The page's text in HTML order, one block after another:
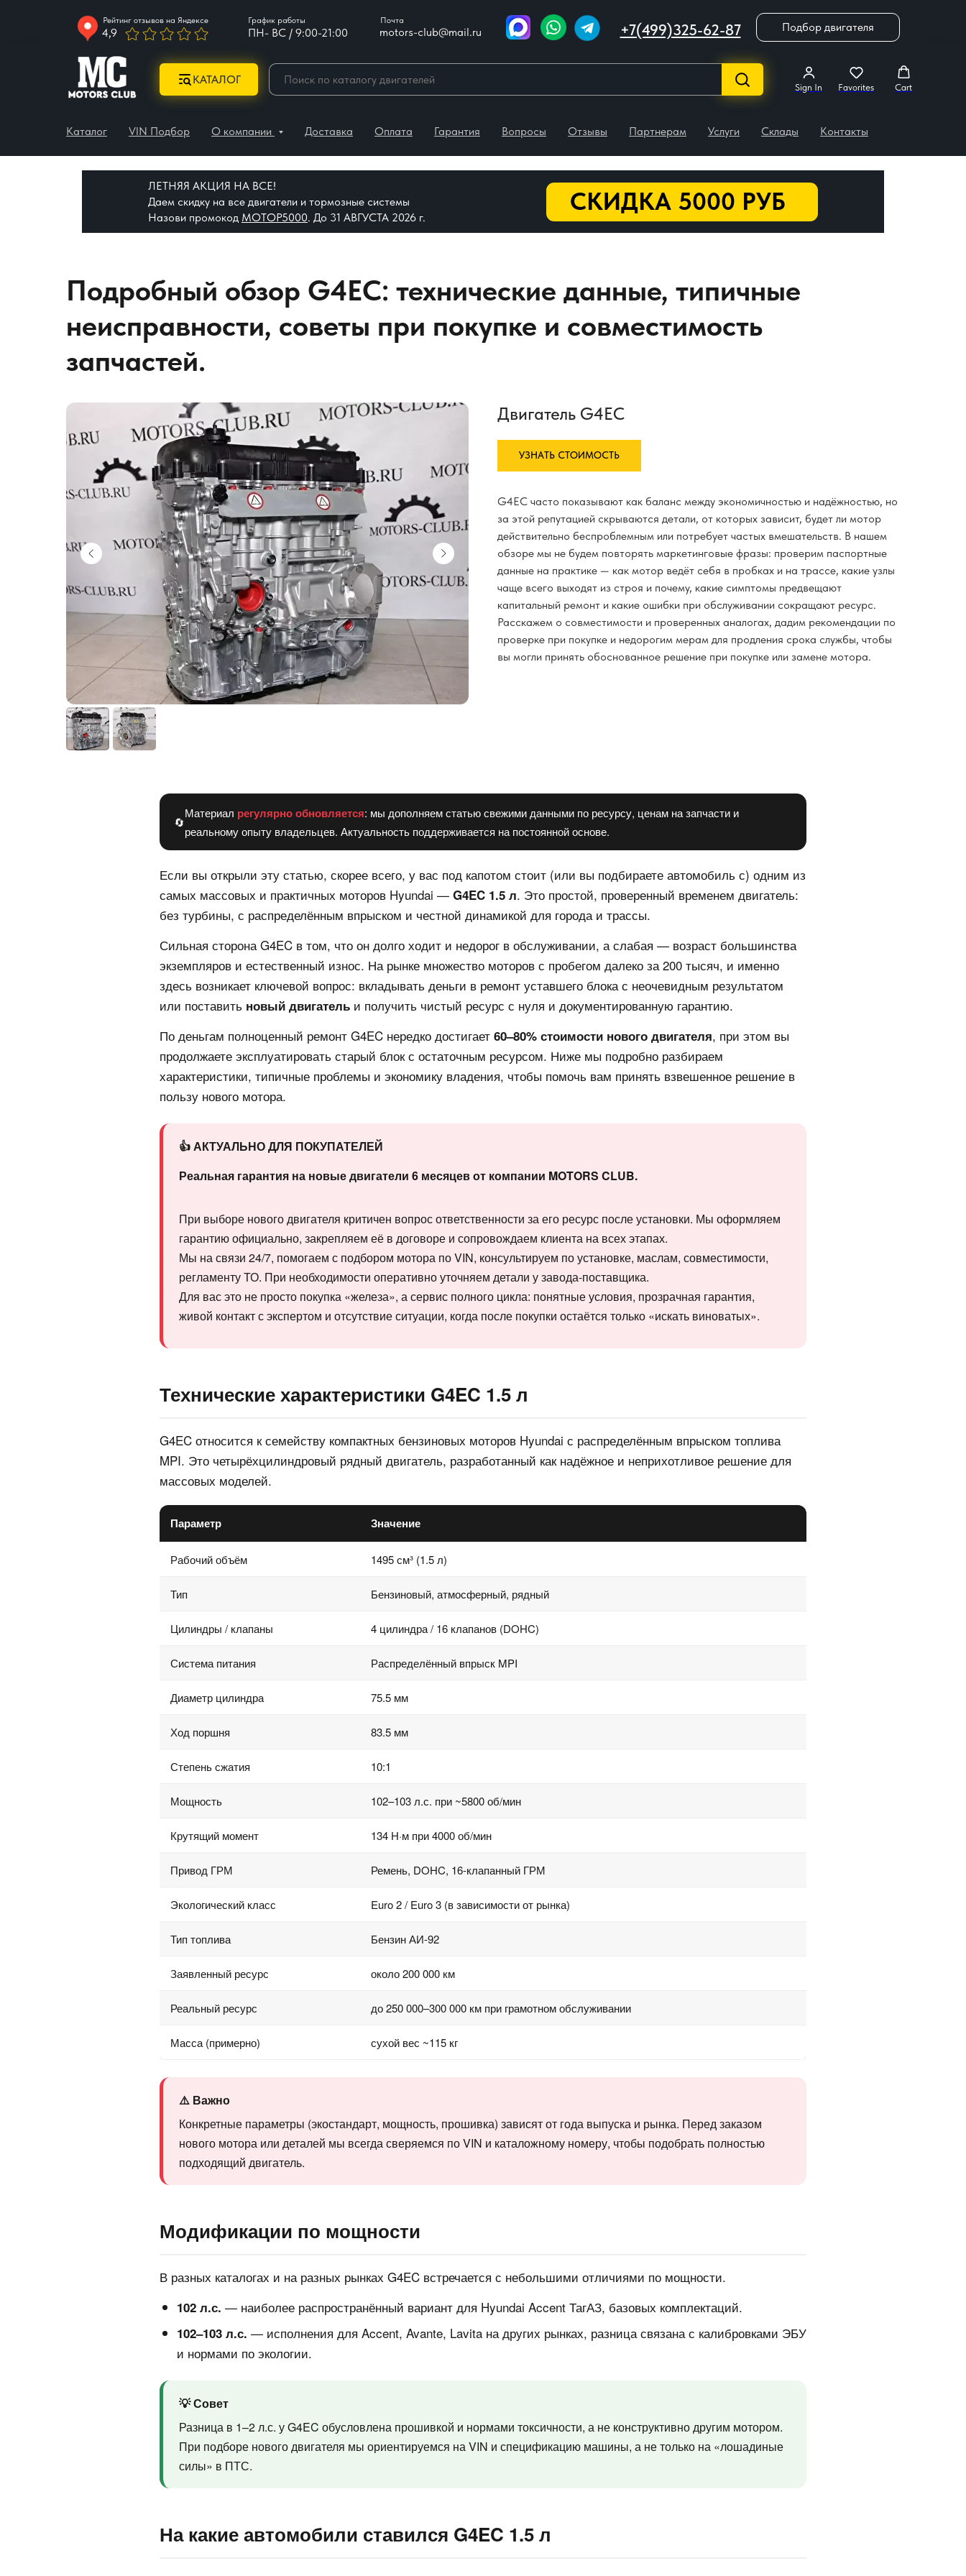
+7(499)325-62-87
ПН- ВС / 9:00-21:00
Почта
Рейтинг отзывов на Яндексе График работы
motors-club@mail.ru
4,9 Подбор двигателя
КАТАЛОГ
Sign In Favorites Cart
Каталог VIN Подбор О компании Доставка Оплата Гарантия Вопросы Отзывы Партнерам Услуги Склады Контакты
СКИДКА 5000 РУБ
ЛЕТНЯЯ АКЦИЯ НА ВСЕ!
Даем скидку на все двигатели и тормозные системы
Назови промокод МОТОР5000. До 31 АВГУСТА 2026 г.
Подробный обзор G4EC: технические данные, типичные
неисправности, советы при покупке и совместимость
запчастей.
Двигатель G4EC
УЗНАТЬ СТОИМОСТЬ
G4EC часто показывают как баланс между экономичностью и надёжностью, но
за этой репутацией скрываются детали, от которых зависит, будет ли мотор
действительно беспроблемным или потребует частых вмешательств. В нашем
обзоре мы не будем повторять маркетинговые фразы: проверим паспортные
данные на практике — как мотор ведёт себя в пробках и на трассе, какие узлы
чаще всего выходят из строя и почему, какие симптомы предвещают
капитальный ремонт и какие ошибки при обслуживании сокращают ресурс.
Расскажем о совместимости и проверенных аналогах, дадим рекомендации по
проверке при покупке и недорогим мерам для продления срока службы, чтобы
вы могли принять обоснованное решение при покупке или замене мотора.
🔄
Материал регулярно обновляется: мы дополняем статью свежими данными по ресурсу, ценам на запчасти и
реальному опыту владельцев. Актуальность поддерживается на постоянной основе.
Если вы открыли эту статью, скорее всего, у вас под капотом стоит (или вы подбираете автомобиль с) одним из
самых массовых и практичных моторов Hyundai — G4EC 1.5 л. Это простой, проверенный временем двигатель:
без турбины, с распределённым впрыском и честной динамикой для города и трассы.
Сильная сторона G4EC в том, что он долго ходит и недорог в обслуживании, а слабая — возраст большинства
экземпляров и естественный износ. На рынке множество моторов с пробегом далеко за 200 тысяч, и именно
здесь возникает ключевой вопрос: вкладывать деньги в ремонт уставшего блока с неочевидным результатом
или поставить новый двигатель и получить чистый ресурс с нуля и документированную гарантию.
По деньгам полноценный ремонт G4EC нередко достигает 60–80% стоимости нового двигателя, при этом вы
продолжаете эксплуатировать старый блок с остаточным ресурсом. Ниже мы подробно разбираем
характеристики, типичные проблемы и экономику владения, чтобы помочь вам принять взвешенное решение в
пользу нового мотора.
👍 АКТУАЛЬНО ДЛЯ ПОКУПАТЕЛЕЙ
Реальная гарантия на новые двигатели 6 месяцев от компании MOTORS CLUB.
При выборе нового двигателя критичен вопрос ответственности за его ресурс после установки. Мы оформляем
гарантию официально, закрепляем её в договоре и сопровождаем клиента на всех этапах.
Мы на связи 24/7, помогаем с подбором мотора по VIN, консультируем по установке, маслам, совместимости,
регламенту ТО. При необходимости оперативно уточняем детали у завода-поставщика.
Для вас это не просто покупка «железа», а сервис полного цикла: понятные условия, прозрачная гарантия,
живой контакт с экспертом и отсутствие ситуации, когда после покупки остаётся только «искать виноватых».
Технические характеристики G4EC 1.5 л
G4EC относится к семейству компактных бензиновых моторов Hyundai с распределённым впрыском топлива
MPI. Это четырёхцилиндровый рядный двигатель, разработанный как надёжное и неприхотливое решение для
массовых моделей.
Параметр Значение
Рабочий объём 1495 см³ (1.5 л)
Тип Бензиновый, атмосферный, рядный
Цилиндры / клапаны 4 цилиндра / 16 клапанов (DOHC)
Система питания Распределённый впрыск MPI
Диаметр цилиндра 75.5 мм
Ход поршня 83.5 мм
Степень сжатия 10:1
Мощность 102–103 л.с. при ~5800 об/мин
Крутящий момент 134 Н·м при 4000 об/мин
Привод ГРМ Ремень, DOHC, 16-клапанный ГРМ
Экологический класс Euro 2 / Euro 3 (в зависимости от рынка)
Тип топлива Бензин АИ-92
Заявленный ресурс около 200 000 км
Реальный ресурс до 250 000–300 000 км при грамотном обслуживании
Масса (примерно) сухой вес ~115 кг
⚠️ Важно
Конкретные параметры (экостандарт, мощность, прошивка) зависят от года выпуска и рынка. Перед заказом
нового мотора или деталей мы всегда сверяемся по VIN и каталожному номеру, чтобы подобрать полностью
подходящий двигатель.
Модификации по мощности
В разных каталогах и на разных рынках G4EC встречается с небольшими отличиями по мощности.
102 л.с. — наиболее распространённый вариант для Hyundai Accent ТагАЗ, базовых комплектаций.
102–103 л.с. — исполнения для Accent, Avante, Lavita на других рынках, разница связана с калибровками ЭБУ
и нормами по экологии.
💡 Совет
Разница в 1–2 л.с. у G4EC обусловлена прошивкой и нормами токсичности, а не конструктивно другим мотором.
При подборе нового двигателя мы ориентируемся на VIN и спецификацию машины, а не только на «лошадиные
силы» в ПТС.
На какие автомобили ставился G4EC 1.5 л